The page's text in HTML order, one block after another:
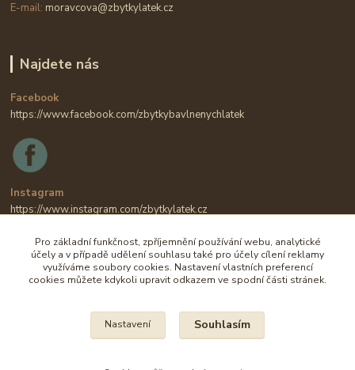
E-mail: moravcova@zbytkylatek.cz
Najdete nás
Facebook
https://www.facebook.com/zbytkybavlnenychlatek
Instagram
https://www.instagram.com/zbytkylatek.cz
Pro základní funkčnost, zpříjemnění používání webu, analytické
účely a v případě udělení souhlasu také pro účely cílení reklamy
využíváme soubory cookies. Nastavení vlastních preferencí
cookies můžete kdykoli upravit odkazem ve spodní části stránek.
Nastavení Souhlasím